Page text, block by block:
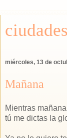
miércoles, 13 de
Mañana
Mientras
tú me dictas la